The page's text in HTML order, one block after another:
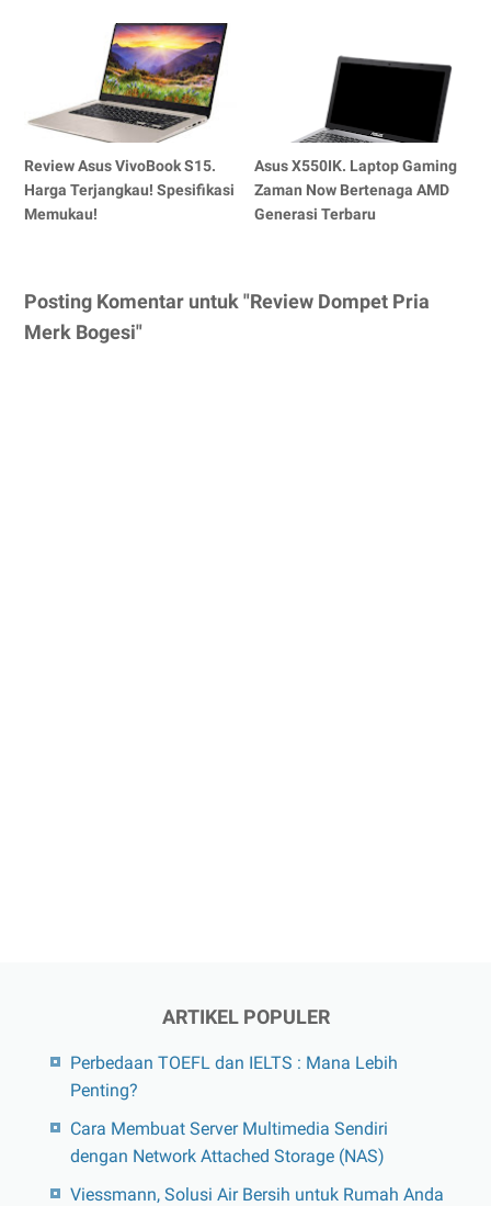
Review Asus VivoBook S15.
Harga Terjangkau! Spesifikasi
Memukau!
Asus X550IK. Laptop Gaming
Zaman Now Bertenaga AMD
Generasi Terbaru
Posting Komentar untuk "Review Dompet Pria
Merk Bogesi"
ARTIKEL POPULER
Perbedaan TOEFL dan IELTS : Mana Lebih
Penting?
Cara Membuat Server Multimedia Sendiri
dengan Network Attached Storage (NAS)
Viessmann, Solusi Air Bersih untuk Rumah Anda